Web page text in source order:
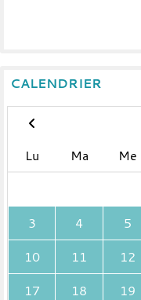
CALENDRIER
Lu
Ma Me
3
4 5
10
11 12
17
18 19